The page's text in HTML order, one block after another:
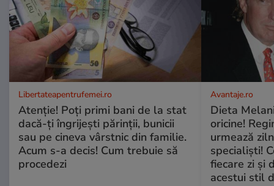
Libertateapentrufemei.ro
Atenție! Poți primi bani de la stat
dacă-ți îngrijești părinții, bunicii
sau pe cineva vârstnic din familie.
Acum s-a decis! Cum trebuie să
procedezi
Avantaje.ro
Dieta
oricine!
urmează
specialiști!
fiecare zi și
acestui stil